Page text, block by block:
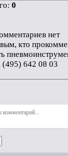
0
нет
кто
(495) 642 08 03